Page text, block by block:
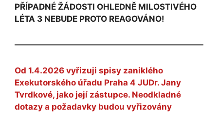
PŘÍPADNÉ ŽÁDOSTI OHLEDNĚ MILOSTIVÉHO
LÉTA 3 NEBUDE PROTO REAGOVÁNO!
Od 1.4.2026 vyřizuji spisy zaniklého
Exekutorského úřadu Praha 4 JUDr. Jany
Tvrdkové, jako její zástupce. Neodkladné
dotazy a požadavky budou vyřizovány